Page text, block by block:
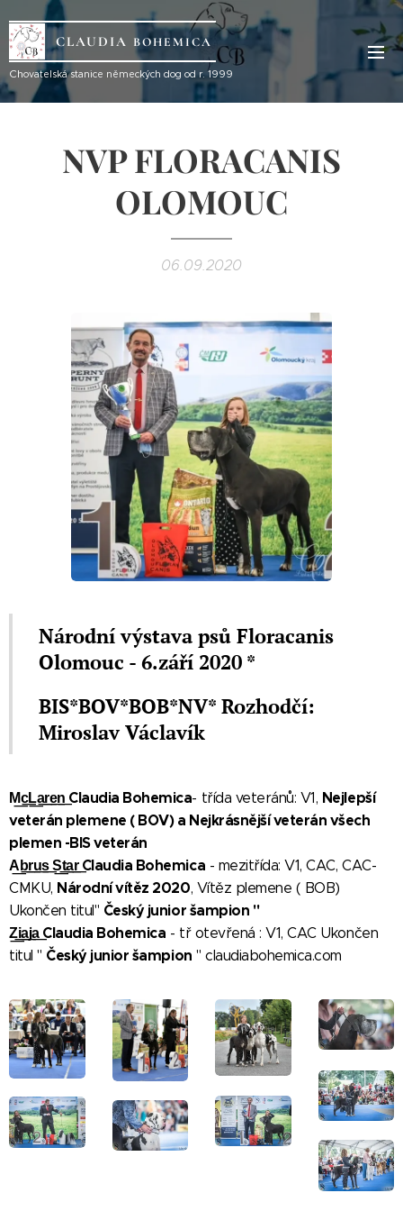
CLAUDIA BOHEMICA
Chovatelská stanice německých dog od r. 1999
NVP FLORACANIS
OLOMOUC
06.09.2020
Národní výstava psů Floracanis
Olomouc - 6.září 2020 *
BIS*BOV*BOB*NV* Rozhodčí:
Miroslav Václavík
M͟c͟L͟a͟r͟e͟n͟ Claudia Bohemica- třída veteránů: V1, Nejlepší
veterán plemene ( BOV) a Nejkrásnější veterán všech
plemen -BIS veterán
A͟b͟r͟u͟s͟ S͟t͟a͟r͟ Claudia Bohemica - mezitřída: V1, CAC, CAC-
CMKU, Národní vítěz 2020, Vítěz plemene ( BOB)
Ukončen titul" Český junior šampion "
Z͟i͟a͟ja͟ Claudia Bohemica - tř otevřená : V1, CAC Ukončen
titul " Český junior šampion " claudiabohemica.com